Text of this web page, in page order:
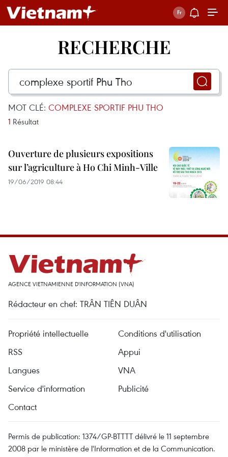
RECHERCHE
MOT CLÉ: COMPLEXE SPORTIF PHU THO
1 Résultat
Ouverture de plusieurs expositions
sur l’agriculture à Ho Chi Minh-Ville
19/06/2019 08:44
AGENCE VIETNAMIENNE D'INFORMATION (VNA)
Rédacteur en chef: TRÂN TIÊN DUÂN
Propriété intellectuelle
Conditions d'utilisation
RSS
Appui
Langues
VNA
Service d'information
Publicité
Contact
Permis de publication: 1374/GP-BTTTT délivré le 11 septembre
2008 par le ministère de l'Information et de la Communication.